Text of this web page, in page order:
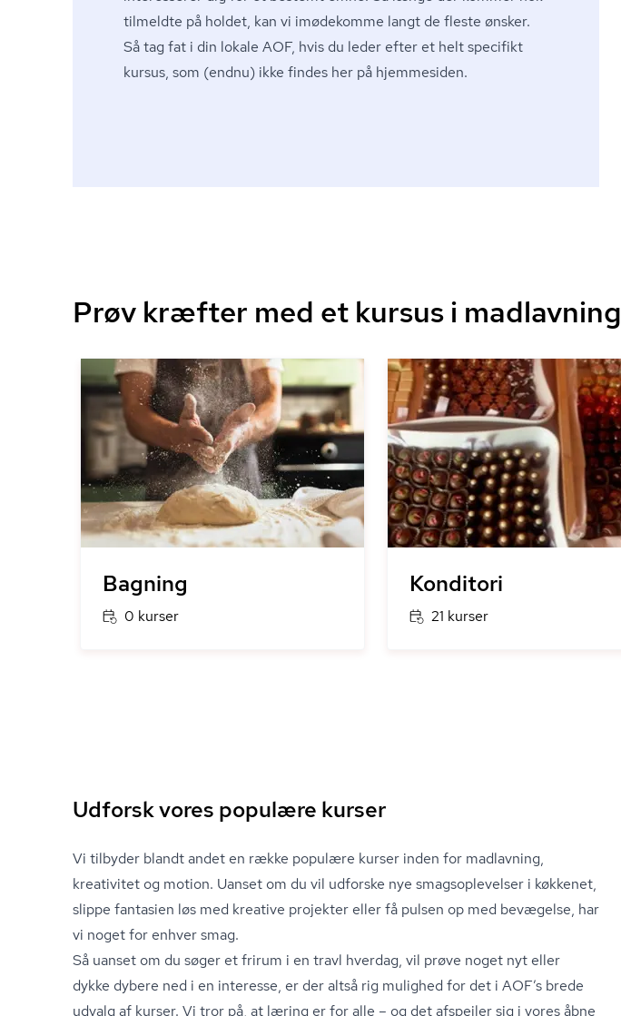
tilmeldte på holdet, kan vi imødekomme langt de fleste ønsker.
Så tag fat i din lokale AOF, hvis du leder efter et helt specifikt
kursus, som (endnu) ikke findes her på hjemmesiden.
Prøv kræfter med et kursus i madlavning
Bagning
0 kurser
Konditori
21 kurser
Udforsk vores populære kurser
Vi tilbyder blandt andet en række populære kurser inden for madlavning,
kreativitet og motion. Uanset om du vil udforske nye smags­op­le­vel­ser i køkkenet,
slippe fantasien løs med kreative projekter eller få pulsen op med bevægelse, har
vi noget for enhver smag.
Så uanset om du søger et frirum i en travl hverdag, vil prøve noget nyt eller
dykke dybere ned i en interesse, er der altså rig mulighed for det i AOF’s brede
udvalg af kurser. Vi tror på, at læring er for alle – og det afspejler sig i vores åbne